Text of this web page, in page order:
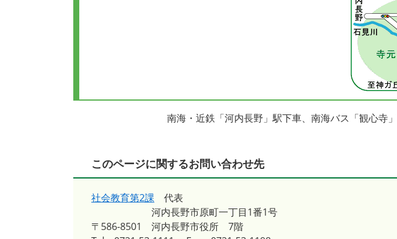
南海・近鉄「河内長野」駅下車、南海バス「観心寺
このページに関するお問い合わせ先
社会教育第2課 代表
〒586-8501
河内長野市原町一丁目1番1号
河内長野市役所 7階